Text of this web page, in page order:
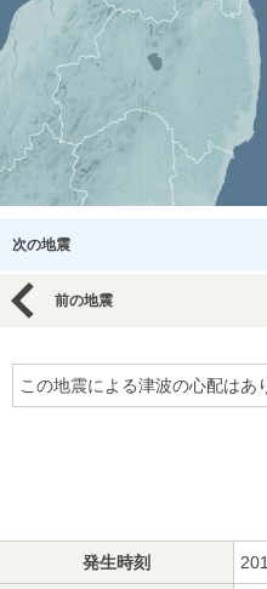
次の地震
前の地震
この地震による津波の心配はあ
発生時刻